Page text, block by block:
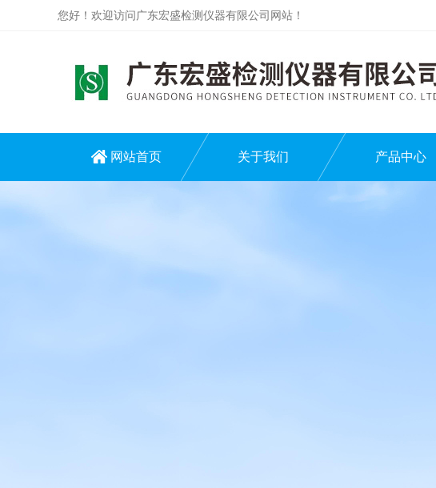
您好！欢迎访问广东宏盛检测仪器有限公司网站！
网站首页 关于我们 产品中心